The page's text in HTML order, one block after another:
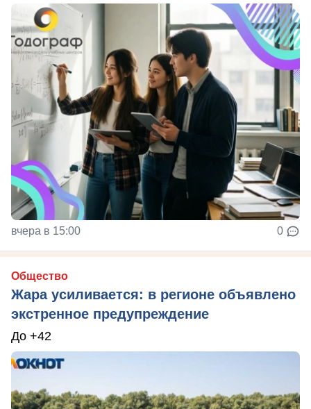
вчера в 15:00 0
Общество
Жара усиливается: в регионе объявлено
экстренное предупреждение
До +42